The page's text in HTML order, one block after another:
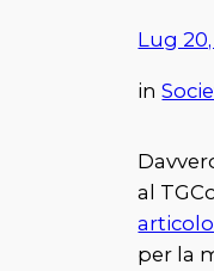
Lug
in
al
articolo
per la